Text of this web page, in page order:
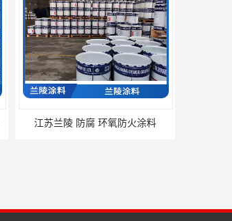
江苏兰陵 防腐 环氧防火涂料